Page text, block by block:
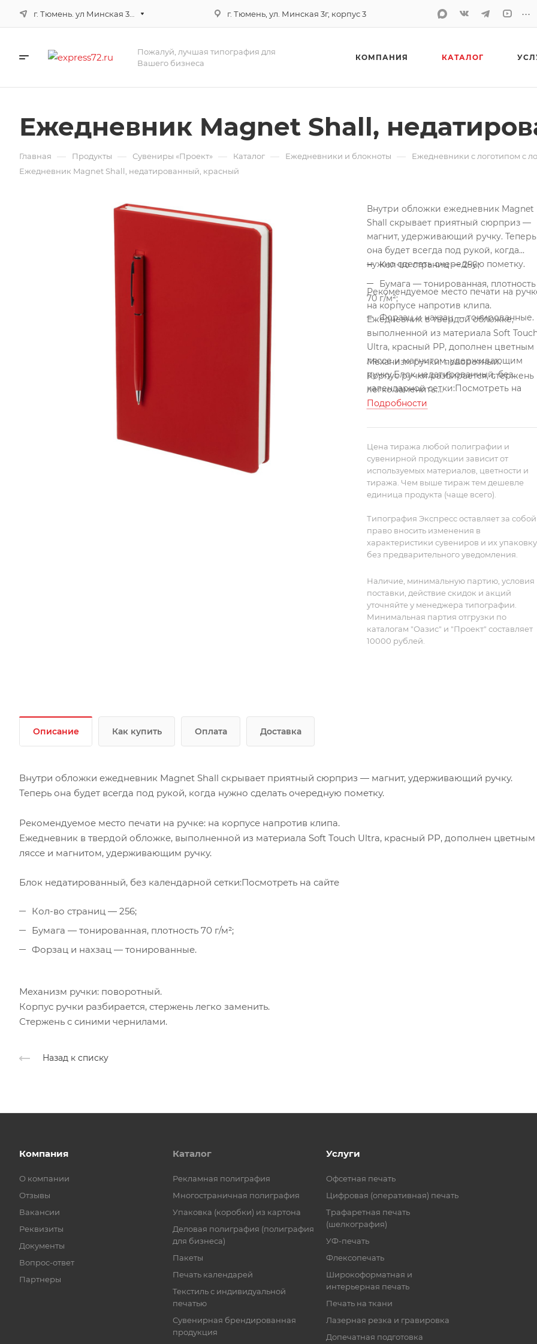
г. Тюмень, ул. Минская 3г, корпус 3 ...
Пожалуй, лучшая типография для
Вашего бизнеса
КОМПАНИЯ КАТАЛОГ
Ежедневник Magnet Shall,
Главная — Продукты — Сувениры «Проект» — Каталог — Ежедневники и блокноты —
Ежедневники с логотипом с
Ежедневник Magnet Shall, недатированный, красный
Внутри обложки ежедневник Magnet
Shall скрывает приятный сюрприз —
магнит, удерживающий ручку. Теперь
она будет всегда под рукой, когда
нужно сделать очередную пометку.
Рекомендуемое место печати на
на корпусе напротив клипа.
Ежедневник в твердой обложке,
выполненной из материала Soft
Ultra, красный РР, дополнен цветным
ляссе и магнитом, удерживающим
ручку.Блок недатированный, без
календарной сетки:Посмотреть на
сайте
Кол-во страниц — 256;
Бумага — тонированная, плотность
70 г/м²;
Форзац и нахзац — тонированные.
Механизм ручки: поворотный.
Корпус ручки разбирается, стержень
легко заменить.
Стержень с синими чернилами.
Подробности
Цена тиража любой полиграфии и
сувенирной продукции зависит от
используемых материалов, цветности и
тиража. Чем выше тираж тем дешевле
единица продукта (чаще всего).
Типография Экспресс оставляет за собой
право вносить изменения в
характеристики сувениров и их упаковку
без предварительного уведомления.
Наличие, минимальную партию, условия
поставки, действие скидок и акций
уточняйте у менеджера типографии.
Минимальная партия отгрузки по
каталогам "Оазис" и "Проект" составляет
10000 рублей.
Описание Как купить Оплата Доставка
Внутри обложки ежедневник Magnet Shall скрывает приятный сюрприз — магнит, удерживающий ручку.
Теперь она будет всегда под рукой, когда нужно сделать очередную пометку.
Рекомендуемое место печати на ручке: на корпусе напротив клипа.
Ежедневник в твердой обложке, выполненной из материала Soft Touch Ultra, красный РР, дополнен цветным
ляссе и магнитом, удерживающим ручку.
Блок недатированный, без календарной сетки:Посмотреть на сайте
Кол-во страниц — 256;
Бумага — тонированная, плотность 70 г/м²;
Форзац и нахзац — тонированные.
Механизм ручки: поворотный.
Корпус ручки разбирается, стержень легко заменить.
Стержень с синими чернилами.
Назад к списку
Компания
О компании
Отзывы
Вакансии
Реквизиты
Документы
Вопрос-ответ
Партнеры
Каталог
Рекламная полиграфия
Многостраничная полиграфия
Упаковка (коробки) из картона
Деловая полиграфия (полиграфия
для бизнеса)
Пакеты
Печать календарей
Текстиль с индивидуальной
печатью
Сувенирная брендированная
продукция
Услуги
Офсетная печать
Цифровая (оперативная) печать
Трафаретная печать
(шелкография)
УФ-печать
Флексопечать
Широкоформатная и
интерьерная печать
Печать на ткани
Лазерная резка и гравировка
Допечатная подготовка